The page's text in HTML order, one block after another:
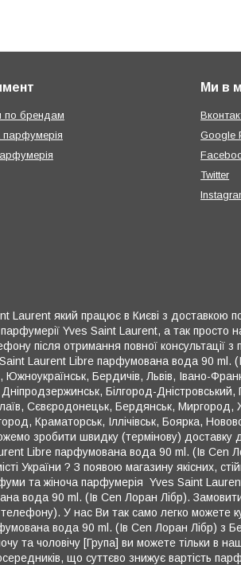
брендам
парфумерія
Ми в
Google
Twitter
Laurent який працює в Києві з доставкою
Yves Saint Laurent, а так просто
після отримання повної консультації з
Laurent Libre парфумована вода 90 ml.
Бердичів, Львів, Івано-
Білгород-
Сєвєродонецьк, Бердянськ, Миргород,
Краматорськ, Іллічівськ, Боярка,
зробити швидку (термінову) доставку
Libre парфумована вода 90 ml. (Ів Cen
України ? З появою магазину якісних,
та жіноча парфумерія Yves Saint
вода 90 ml. (Ів Cen Лоран Лібр).
У нас Ви так само легко можете
вода 90 ml. (Ів Cen Лоран Лібр) з
чоловічу [Група] ви можете тільки в
що суттєво знижує вартість